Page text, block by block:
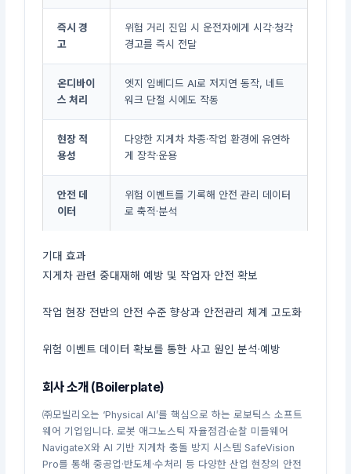
즉시 경
고
위험 거리 진입 시 운전자에게 시각·청각
경고를 즉시 전달
온디바이
스 처리
엣지 임베디드 AI로 저지연 동작, 네트
워크 단절 시에도 작동
현장 적
용성
다양한 지게차 차종·작업 환경에 유연하
게 장착·운용
안전 데
이터
위험 이벤트를 기록해 안전 관리 데이터
로 축적·분석
기대 효과
지게차 관련 중대재해 예방 및 작업자 안전 확보
작업 현장 전반의 안전 수준 향상과 안전관리 체계 고도화
위험 이벤트 데이터 확보를 통한 사고 원인 분석·예방
회사 소개 (Boilerplate)
㈜모빌리오는 ‘Physical AI’를 핵심으로 하는 로보틱스 소프트
웨어 기업입니다. 로봇 애그노스틱 자율점검·순찰 미들웨어
NavigateX와 AI 기반 지게차 충돌 방지 시스템 SafeVision
Pro를 통해 중공업·반도체·수처리 등 다양한 산업 현장의 안전